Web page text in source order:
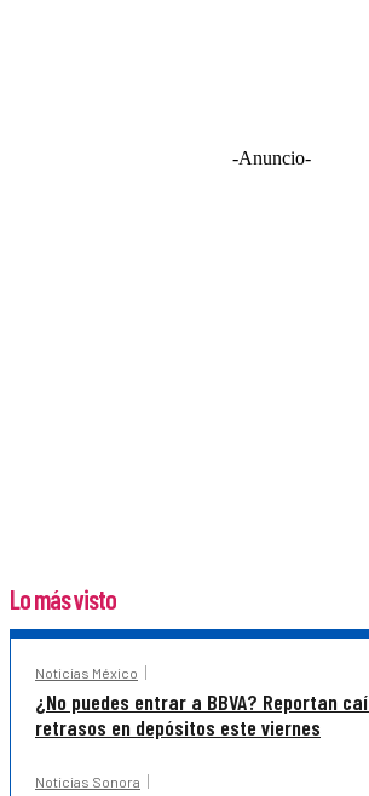
-Anuncio-
Lo más visto
Noticias México
¿No puedes entrar a BBVA? Reportan
retrasos en depósitos este viernes
Noticias Sonora